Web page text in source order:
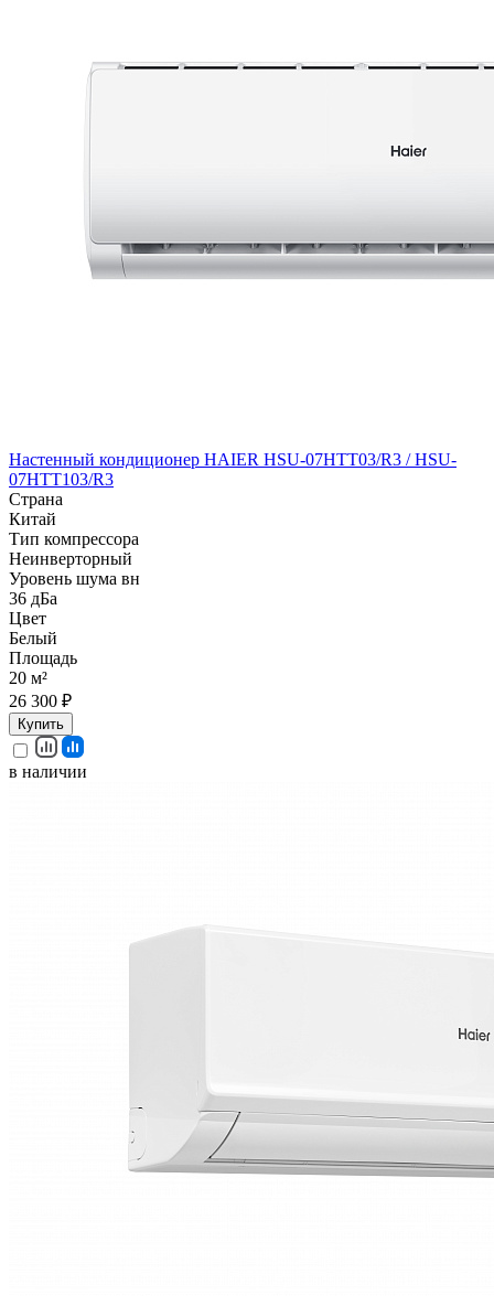
Настенный кондиционер HAIER HSU-07HTT03/R3 / HSU-
07HTT103/R3
Страна
Китай
Тип компрессора
Неинверторный
Уровень шума вн
36 дБа
Цвет
Белый
Площадь
20 м²
26 300 ₽
Купить
в наличии